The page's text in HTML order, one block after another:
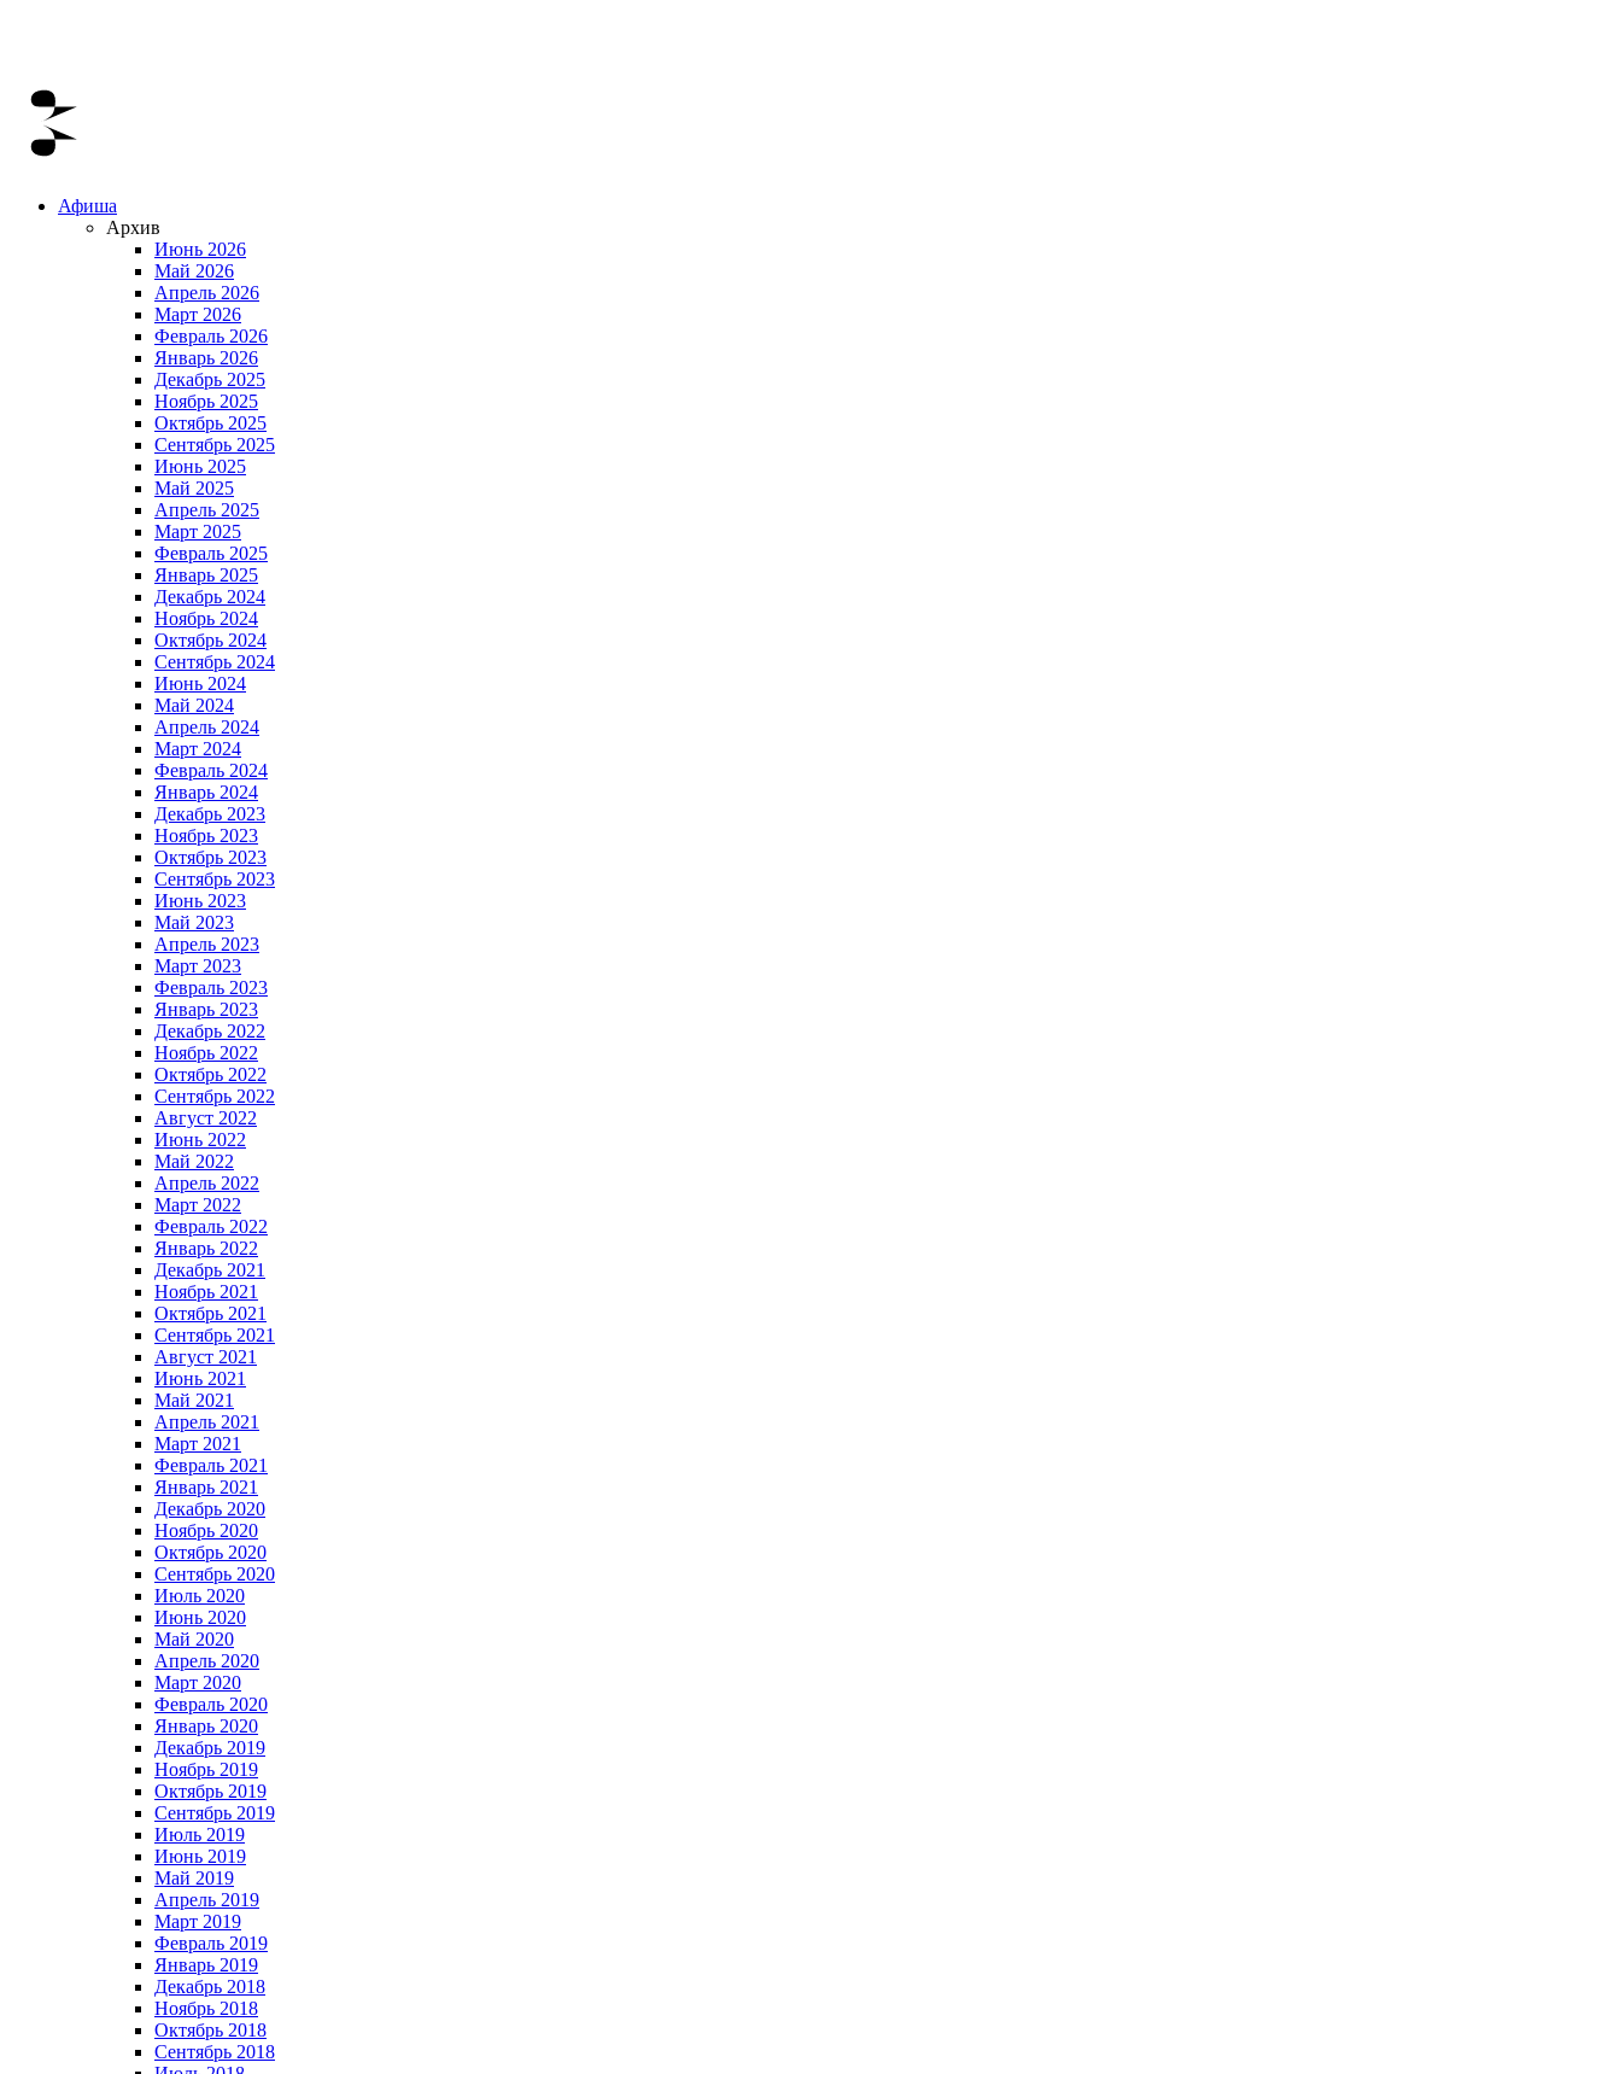
Афиша
Архив
Июнь 2026
Май 2026
Апрель 2026
Март 2026
Февраль 2026
Январь 2026
Декабрь 2025
Ноябрь 2025
Октябрь 2025
Сентябрь 2025
Июнь 2025
Май 2025
Апрель 2025
Март 2025
Февраль 2025
Январь 2025
Декабрь 2024
Ноябрь 2024
Октябрь 2024
Сентябрь 2024
Июнь 2024
Май 2024
Апрель 2024
Март 2024
Февраль 2024
Январь 2024
Декабрь 2023
Ноябрь 2023
Октябрь 2023
Сентябрь 2023
Июнь 2023
Май 2023
Апрель 2023
Март 2023
Февраль 2023
Январь 2023
Декабрь 2022
Ноябрь 2022
Октябрь 2022
Сентябрь 2022
Август 2022
Июнь 2022
Май 2022
Апрель 2022
Март 2022
Февраль 2022
Январь 2022
Декабрь 2021
Ноябрь 2021
Октябрь 2021
Сентябрь 2021
Август 2021
Июнь 2021
Май 2021
Апрель 2021
Март 2021
Февраль 2021
Январь 2021
Декабрь 2020
Ноябрь 2020
Октябрь 2020
Сентябрь 2020
Июль 2020
Июнь 2020
Май 2020
Апрель 2020
Март 2020
Февраль 2020
Январь 2020
Декабрь 2019
Ноябрь 2019
Октябрь 2019
Сентябрь 2019
Июль 2019
Июнь 2019
Май 2019
Апрель 2019
Март 2019
Февраль 2019
Январь 2019
Декабрь 2018
Ноябрь 2018
Октябрь 2018
Сентябрь 2018